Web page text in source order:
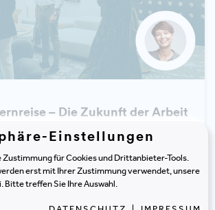
– Die Zukunft der Arbeit
Einstellungen
Zustimmung für Cookies und Drittanbieter-Tools.
erst mit Ihrer Zustimmung verwendet, unsere
Bitte treffen Sie Ihre Auswahl.